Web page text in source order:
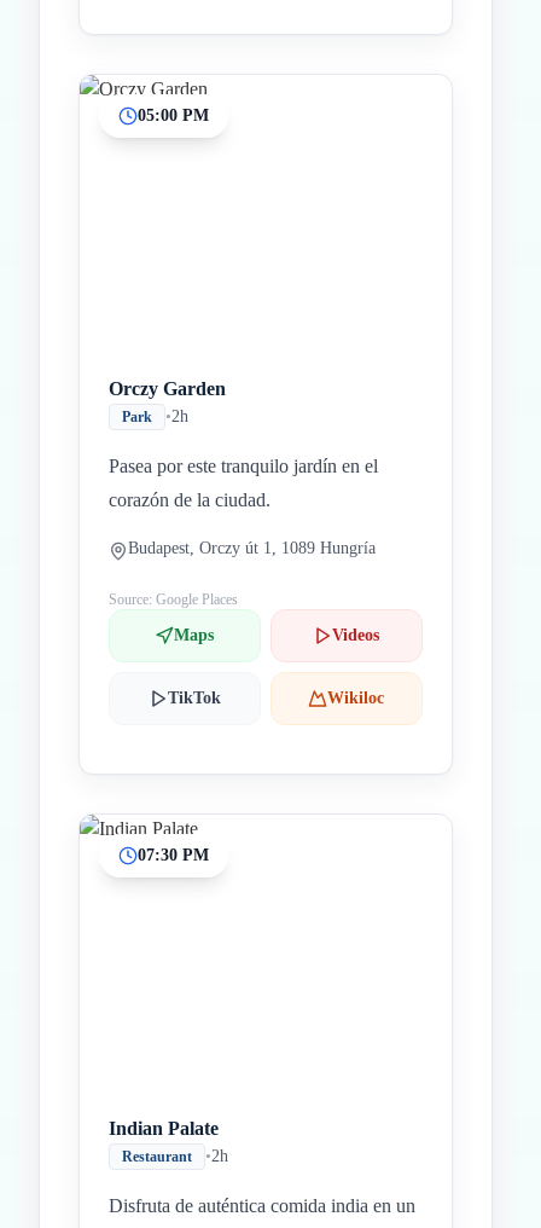
05:00 PM
Orczy Garden
Park •2h
Pasea por este tranquilo jardín en el
corazón de la ciudad.
Budapest, Orczy út 1, 1089 Hungría
Source: Google Places
Maps Videos
TikTok Wikiloc
07:30 PM
Indian Palate
Restaurant •2h
Disfruta de auténtica comida india en un